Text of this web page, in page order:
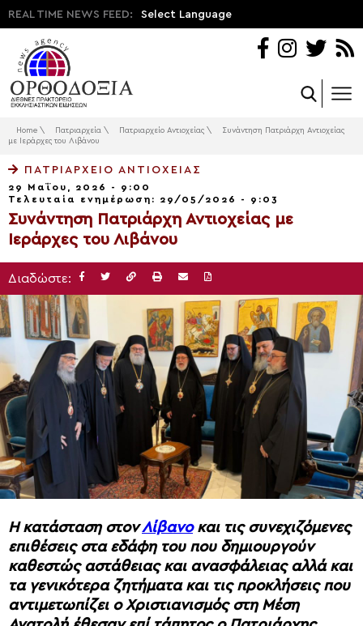
REAL TIME NEWS FEED: Select Language
Home \ Πατριαρχεία \ Πατριαρχείο Αντιοχείας \
Συνάντηση Πατριάρχη Αντιοχείας
με Ιεράρχες του Λιβάνου
ΠΑΤΡΙΑΡΧΕΊΟ ΑΝΤΙΟΧΕΊΑΣ
29 Μαΐου, 2026 - 9:00
Τελευταία ενημέρωση: 29/05/2026 - 9:03
Συνάντηση Πατριάρχη Αντιοχείας με
Ιεράρχες του Λιβάνου
Διαδώστε:
Η κατάσταση στονΛίβανοκαι τις συνεχιζόμενες
επιθέσεις στα εδάφη του που δημιουργούν
καθεστώς αστάθειας και ανασφάλειας αλλά και
τα γενικότερα ζητήματα και τις προκλήσεις που
αντιμετωπίζει ο Χριστιανισμός στη Μέση